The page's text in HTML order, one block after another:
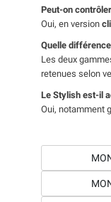
Peut-on
Oui, en version
Quelle
Les deux
retenues selon
Le Stylish est-il
Oui, notamment